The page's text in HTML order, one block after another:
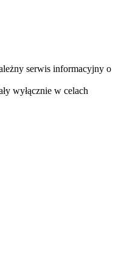
serwis informacyjny o
wyłącznie w celach